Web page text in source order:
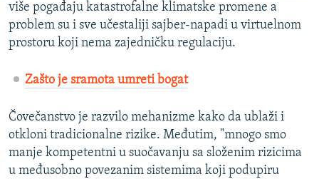
više pogađaju katastrofalne klimatske promene a
problem su i sve učestaliji sajber-napadi u virtuelnom
prostoru koji nema zajedničku regulaciju.
Zašto je sramota umreti bogat
Čovečanstvo je razvilo mehanizme kako da ublaži i
otkloni tradicionalne rizike. Međutim, "mnogo smo
manje kompetentni u suočavanju sa složenim rizicima
u međusobno povezanim sistemima koji podupiru